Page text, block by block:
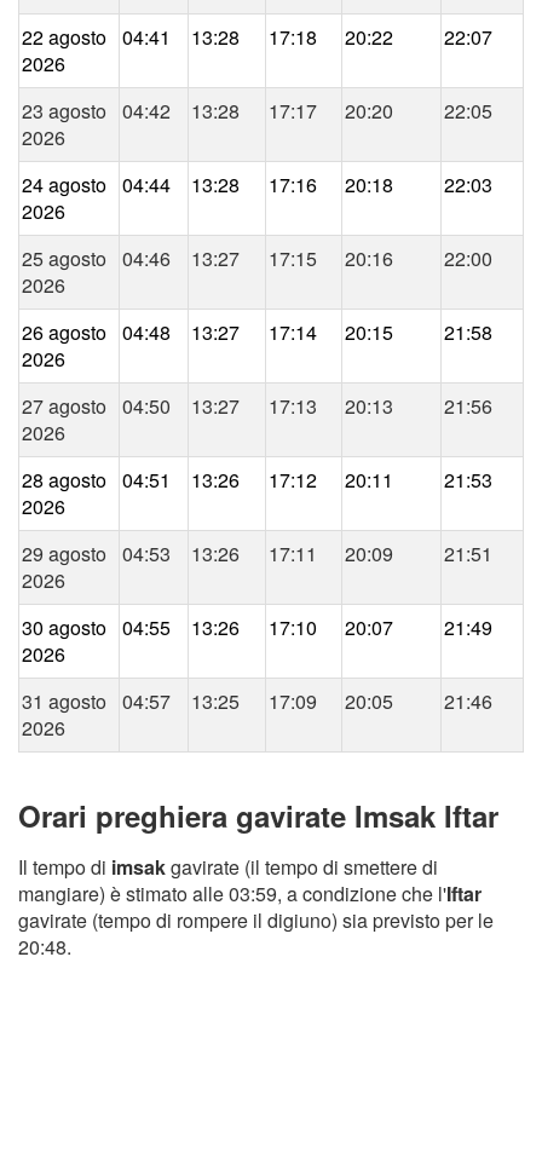
22 agosto
2026
04:41 13:28 17:18 20:22 22:07
23 agosto
2026
04:42 13:28 17:17 20:20 22:05
24 agosto
2026
04:44 13:28 17:16 20:18 22:03
25 agosto
2026
04:46 13:27 17:15 20:16 22:00
26 agosto
2026
04:48 13:27 17:14 20:15 21:58
27 agosto
2026
04:50 13:27 17:13 20:13 21:56
28 agosto
2026
04:51 13:26 17:12 20:11 21:53
29 agosto
2026
04:53 13:26 17:11 20:09 21:51
30 agosto
2026
04:55 13:26 17:10 20:07 21:49
31 agosto
2026
04:57 13:25 17:09 20:05 21:46
Orari preghiera gavirate Imsak Iftar
Il tempo di imsakgavirate (il tempo di smettere di
mangiare) è stimato alle 03:59, a condizione che l'Iftar
gavirate (tempo di rompere il digiuno) sia previsto per le
20:48.